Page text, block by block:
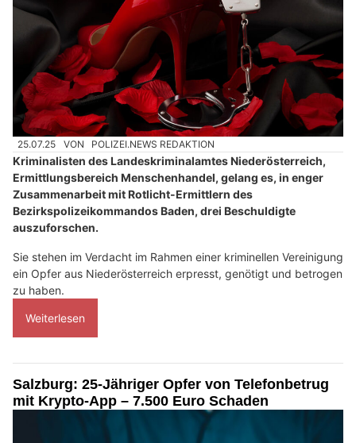
25.07.25 VON POLIZEI.NEWS REDAKTION
Kriminalisten des Landeskriminalamtes Niederösterreich,
Ermittlungsbereich Menschenhandel, gelang es, in enger
Zusammenarbeit mit Rotlicht-Ermittlern des
Bezirkspolizeikommandos Baden, drei Beschuldigte
auszuforschen.
Sie stehen im Verdacht im Rahmen einer kriminellen Vereinigung
ein Opfer aus Niederösterreich erpresst, genötigt und betrogen
zu haben.
Weiterlesen
Salzburg: 25-Jähriger Opfer von Telefonbetrug
mit Krypto-App – 7.500 Euro Schaden